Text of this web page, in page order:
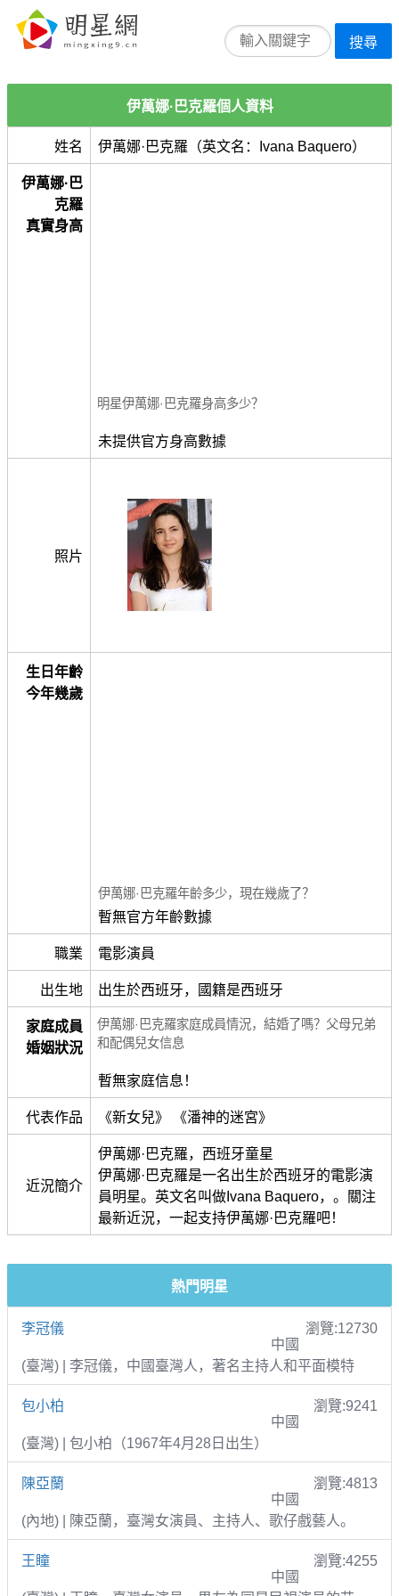
搜尋
伊萬娜·巴克羅個人資料
姓名 伊萬娜·巴克羅（英文名：Ivana Baquero）
伊萬娜·巴
克羅
真實身高
明星伊萬娜·巴克羅身高多少？
未提供官方身高數據
照片
生日年齡
今年幾歲
伊萬娜·巴克羅年齡多少，現在幾歲了？
暫無官方年齡數據
職業 電影演員
出生地 出生於西班牙，國籍是西班牙
家庭成員
婚姻狀況
伊萬娜·巴克羅家庭成員情況，結婚了嗎？父母兄弟
和配偶兒女信息
暫無家庭信息！
代表作品 《新女兒》 《潘神的迷宮》
近況簡介
伊萬娜·巴克羅，西班牙童星
伊萬娜·巴克羅是一名出生於西班牙的電影演
員明星。英文名叫做Ivana Baquero，。關注
最新近況，一起支持伊萬娜·巴克羅吧！
熱門明星
李冠儀
瀏覽:12730
中國
(臺灣) | 李冠儀，中國臺灣人，著名主持人和平面模特
包小柏
瀏覽:9241
中國
(臺灣) | 包小柏（1967年4月28日出生）
陳亞蘭
瀏覽:4813
中國
(內地) | 陳亞蘭，臺灣女演員、主持人、歌仔戲藝人。
王瞳
瀏覽:4255
中國